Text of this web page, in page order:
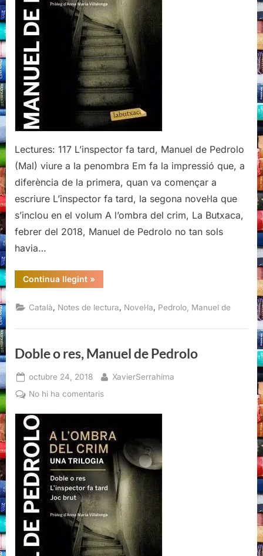
Lectures: 117 L’inspector fa tard, Manuel de Pedrolo
(Mal) viure a la penombra Em fa la impressió que, a
diferència de la primera, quan va començar a
escriure L’inspector fa tard, la segona novel·la que
s’inclou en el volum A l’ombra del crim, La Butxaca,
febrer del 2018, Manuel de Pedrolo no tan sols
havia…
Continua llegint“L’inspector
fa
Manuel
de
»
Català Notes de lectura Novel·la Pedrolo, Manuel de
Doble o res, Manuel de Pedrolo
Posted
on
octubre 24, 2018 By
XavierSerrahima
No hi ha comentarisa
res,
Manuel
de
Pedrolo